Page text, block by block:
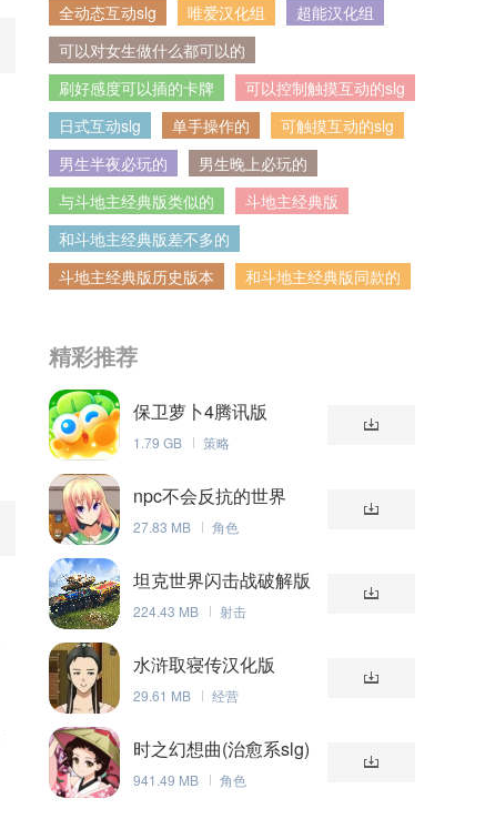
全动态互动slg
唯爱汉化组
超能汉化组
可以对女生做什么都可以的
刷好感度可以插的卡牌
可以控制触摸互动的slg
日式互动slg
单手操作的
可触摸互动的slg
男生半夜必玩的
男生晚上必玩的
与斗地主经典版类似的
斗地主经典版
和斗地主经典版差不多的
斗地主经典版历史版本
和斗地主经典版同款的
精彩推荐
保卫萝卜4腾讯版
1.79 GB 策略
npc不会反抗的世界
27.83 MB 角色
坦克世界闪击战破解版
224.43 MB 射击
水浒取寝传汉化版
29.61 MB 经营
时之幻想曲(治愈系slg)
941.49 MB 角色